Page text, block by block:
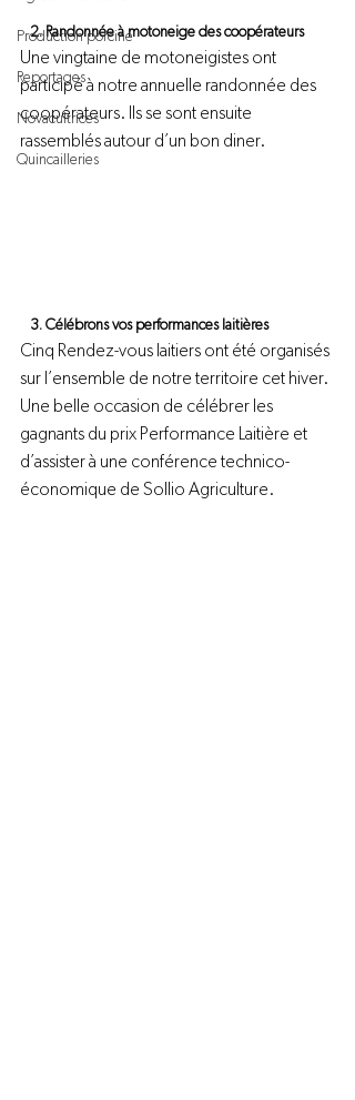
Production porcine
Reportages
Novacultrices
Quincailleries
2. Randonnée à motoneige des coopérateurs
Une vingtaine de motoneigistes ont
participé à notre annuelle randonnée des
coopérateurs. Ils se sont ensuite
rassemblés autour d’un bon diner.
3. Célébrons vos performances laitières
Cinq Rendez-vous laitiers ont été organisés
sur l’ensemble de notre territoire cet hiver.
Une belle occasion de célébrer les
gagnants du prix Performance Laitière et
d’assister à une conférence technico-
économique de Sollio Agriculture.